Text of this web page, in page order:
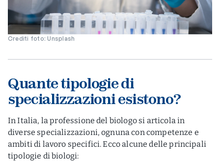
Crediti foto: Unsplash
Quante tipologie di
specializzazioni esistono?
In Italia, la professione del biologo si articola in
diverse specializzazioni, ognuna con competenze e
ambiti di lavoro specifici. Ecco alcune delle principali
tipologie di biologi: